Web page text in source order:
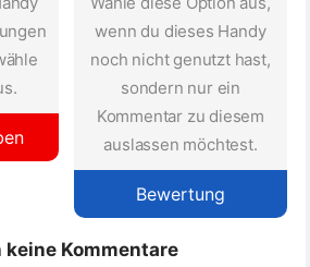
wenn du dieses Handy
noch nicht genutzt hast,
sondern nur ein
Kommentar zu diesem
auslassen möchtest.
Bewertung
keine Kommentare